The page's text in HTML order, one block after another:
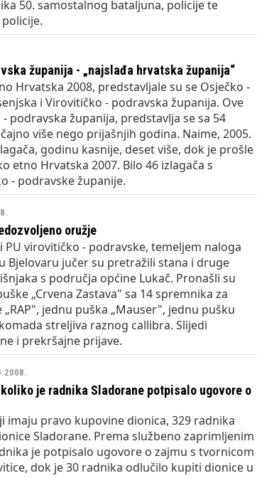
50. samostalnog bataljuna, policije te
županija - „najslađa hrvatska županija“
Hrvatska 2008, predstavljale su se Osječko -
i Virovitičko - podravska županija. Ove
podravska županija, predstavlja se sa 54
više nego prijašnjih godina. Naime, 2005.
godinu kasnije, deset više, dok je prošle
etno Hrvatska 2007. Bilo 46 izlagača s
- podravske županije.
oružje
PU virovitičko - podravske, temeljem naloga
Bjelovaru jučer su pretražili stana i druge
s područja općine Lukač. Pronašli su
„Crvena Zastava" sa 14 spremnika za
jednu puška „Mauser", jednu pušku
streljiva raznog callibra. Slijedi
i prekršajne prijave.
je radnika Sladorane potpisalo ugovore o
imaju pravo kupovine dionica, 329 radnika
Sladorane. Prema službeno zaprimljenim
je potpisalo ugovore o zajmu s tvornicom
dok je 30 radnika odlučilo kupiti dionice u